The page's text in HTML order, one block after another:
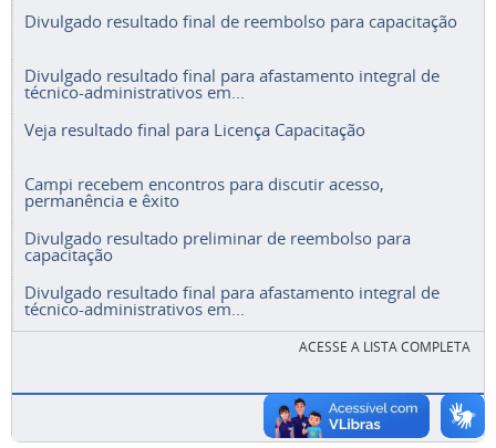
Divulgado resultado final de reembolso para capacitação
Divulgado resultado final para afastamento integral de
técnico-administrativos em...
Veja resultado final para Licença Capacitação
Campi recebem encontros para discutir acesso,
permanência e êxito
Divulgado resultado preliminar de reembolso para
capacitação
Divulgado resultado final para afastamento integral de
técnico-administrativos em...
ACESSE A LISTA COMPLETA